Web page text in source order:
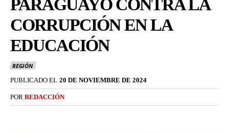
PARAGUAYO CONTRA LA
CORRUPCIÓN EN LA
EDUCACIÓN
REGIÓN
PUBLICADO EL 20 DE NOVIEMBRE DE 2024
POR REDACCIÓN